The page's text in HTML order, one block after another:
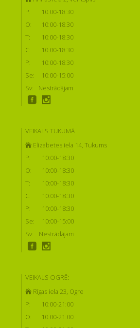
P:
10:00-18:30
O:
10:00-18:30
T:
10:00-18:30
C:
10:00-18:30
P:
10:00-18:30
Se:
10:00-15:00
Sv:
Nestrādājam
VEIKALS TUKUMĀ
Elizabetes iela 14, Tukums
P:
10:00-18:30
O:
10:00-18:30
T:
10:00-18:30
C:
10:00-18:30
P:
10:00-18:30
Se:
10:00-15:00
Sv:
Nestrādājam
VEIKALS OGRĒ:
Rīgas iela 23, Ogre
P:
10:00-21:00
O:
10:00-21:00